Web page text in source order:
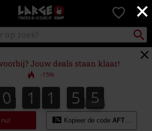
×
Large
–
Muziek-,
en
gaming-
merch
+
alternatieve
kleding
0
zoeken
Jouw deals staan klaar!
-15%
0
0 1
1 1
1
1
1 5
5
5
5 3
4
3
5
4
Kopieer de code